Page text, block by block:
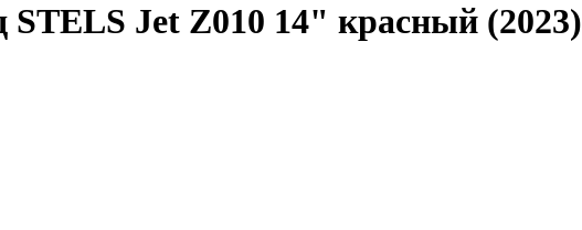
STELS Jet Z010 14" красный (2023)